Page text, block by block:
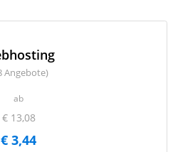
Angebote)
ab
€ 13,08
€ 3,44